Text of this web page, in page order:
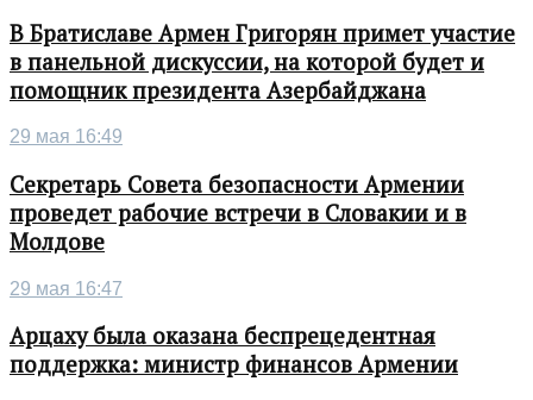
В Братиславе Армен Григорян примет участие
в панельной дискуссии, на которой будет и
помощник президента Азербайджана
29 мая 16:49
Секретарь Совета безопасности Армении
проведет рабочие встречи в Словакии и в
Молдове
29 мая 16:47
Арцаху была оказана беспрецедентная
поддержка: министр финансов Армении